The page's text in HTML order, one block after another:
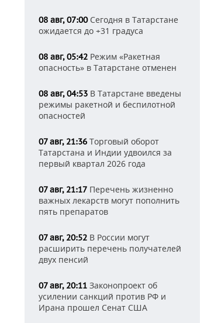
08 авг, 07:00Сегодня в Татарстане
ожидается до +31 градуса
08 авг, 05:42 Режим «Ракетная
опасность» в Татарстане отменен
08 авг, 04:53 В Татарстане введены
режимы ракетной и беспилотной
опасностей
07 авг, 21:36 Торговый оборот
Татарстана и Индии удвоился за
первый квартал 2026 года
07 авг, 21:17 Перечень жизненно
важных лекарств могут пополнить
пять препаратов
07 авг, 20:52 В России могут
расширить перечень получателей
двух пенсий
07 авг, 20:11 Законопроект об
усилении санкций против РФ и
Ирана прошел Сенат США